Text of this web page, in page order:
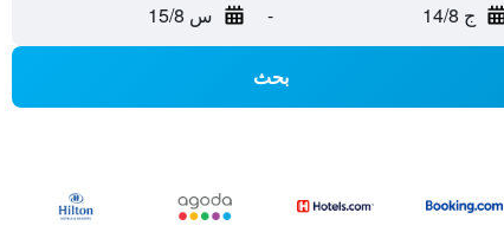
ج 14/8 - س 15/8
بحث